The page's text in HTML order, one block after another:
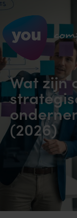
Wat zijn
(2026)